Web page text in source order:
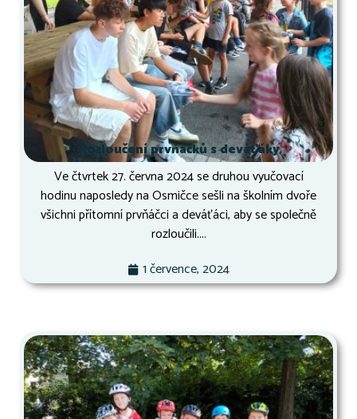
Rozloučení prvňáčků s deváťáky
Ve čtvrtek 27. června 2024 se druhou vyučovací
hodinu naposledy na Osmičce sešli na školním dvoře
všichni přítomní prvňáčci a deváťáci, aby se společně
rozloučili....
1 července, 2024